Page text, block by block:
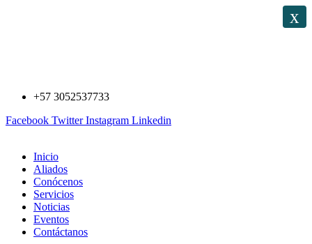
+57 3052537733
Facebook Twitter Instagram Linkedin
Inicio
Aliados
Conócenos
Servicios
Noticias
Eventos
Contáctanos
x